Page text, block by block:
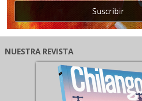
Suscribir
NUESTRA REVISTA